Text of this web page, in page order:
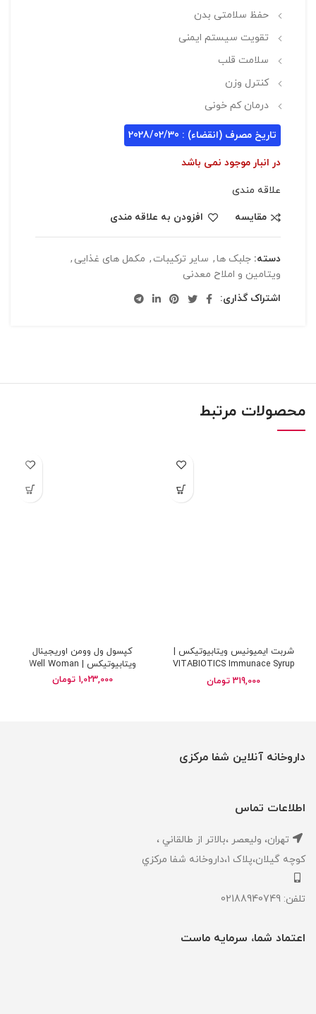
حفظ سلامتی بدن
تقویت سیستم ایمنی
سلامت قلب
کنترل وزن
درمان کم خونی
تاریخ مصرف (انقضاء) : 2028/02/30
در انبار موجود نمی باشد
علاقه مندی
مقایسه
افزودن به علاقه مندی
دسته: جلبک ها, ساير ترکيبات , مکمل های غذایی ,
ویتامین و املاح معدنی
اشتراک گذاری:
محصولات مرتبط
شربت ایمیونیس ویتابیوتیکس |
VITABIOTICS Immunace Syrup
319,000 تومان
کپسول ول وومن اوریجینال
ویتابیوتیکس | Well Woman
Original Vitabiotics
1,023,000 تومان
داروخانه آنلاین شفا مرکزی
اطلاعات تماس
تهران، ‎وليعصر ،بالاتر از طالقاني ،
كوچه گيلان،پلاک ۱،داروخانه شفا مركزي
تلفن: 02188940749
اعتماد شما، سرمایه ماست